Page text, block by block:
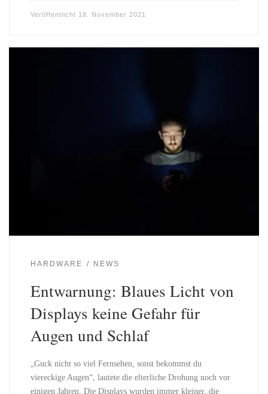
Veröffentlicht 18. November 2021
HARDWARE NEWS
Entwarnung: Blaues Licht von
Displays keine Gefahr für
Augen und Schlaf
„Guck nicht so viel Fernsehen, sonst bekommst du
viereckige Augen“, lautete die elterliche Drohung noch vor
einigen Jahren. Die Displays wurden immer kleiner, die